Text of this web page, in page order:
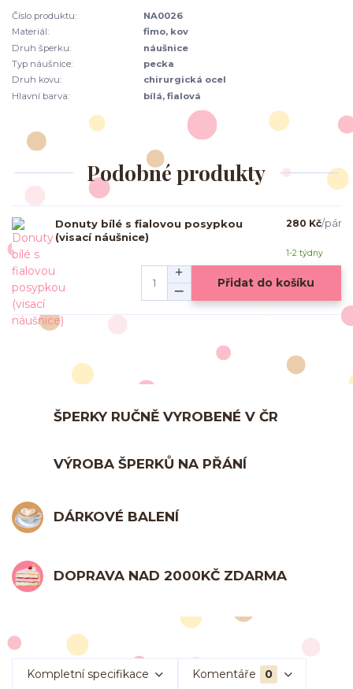
Číslo produktu:
NA0026
Materiál:
fimo, kov
Druh šperku:
náušnice
Typ náušnice:
pecka
Druh kovu:
chirurgická ocel
Hlavní barva:
bílá, fialová
Podobné produkty
Donuty bílé s fialovou posypkou
(visací náušnice)
280 Kč/pár
1-2 týdny
Přidat do košíku
ŠPERKY RUČNĚ VYROBENÉ V ČR
VÝROBA ŠPERKŮ NA PŘÁNÍ
DÁRKOVÉ BALENÍ
DOPRAVA NAD 2000KČ ZDARMA
Kompletní specifikace Komentáře 0